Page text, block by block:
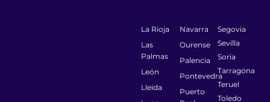
La Rioja
Las
Palmas
León
Lleida
Navarra
Ourense
Palencia
Pontevedra
Puerto
Segovia
Sevilla
Soria
Tarragona
Teruel
Toledo